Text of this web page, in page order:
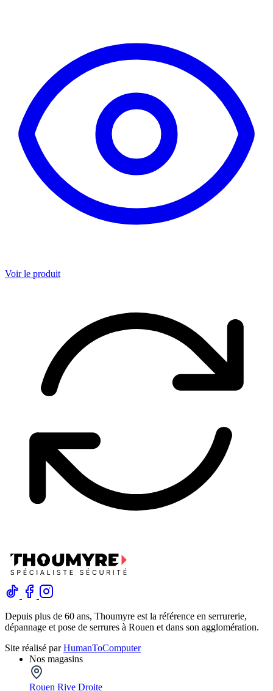
Voir le produit
Depuis plus de 60 ans, Thoumyre est la référence en serrurerie,
dépannage et pose de serrures à Rouen et dans son agglomération.
Site réalisé parHumanToComputer
Nos magasins
Rouen Rive Droite